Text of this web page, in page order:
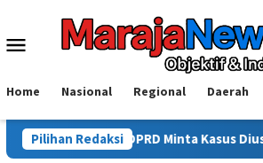
konten
Menu
Home Nasional Regional Daerah
Pilihan Redaksi
DPRD Minta Kasus Diusut Tuntas